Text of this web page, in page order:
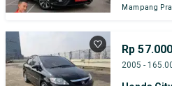
Mampang
Rp
2005 -